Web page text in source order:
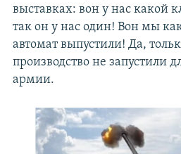
выставках: вон у нас какой
так он у нас один! Вон мы
автомат выпустили! Да,
производство не запустили
армии.